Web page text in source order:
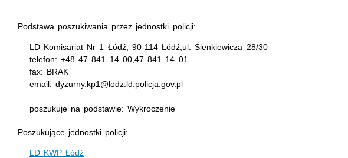
Podstawa poszukiwania przez jednostki policji:
LD Komisariat Nr 1 Łódź, 90-114 Łódź,ul. Sienkiewicza 28/30
telefon: +48 47 841 14 00,47 841 14 01.
fax: BRAK
email: dyzurny.kp1@lodz.ld.policja.gov.pl
poszukuje na podstawie: Wykroczenie
Poszukujące jednostki policji:
LD KWP Łódź